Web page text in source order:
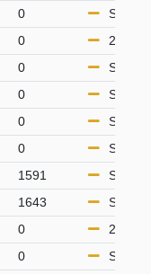
0
S65
0
21-49
0
S50
0
S65
0
S65
0
S65
1591
S65
1643
S65
0
21-49
0
S50